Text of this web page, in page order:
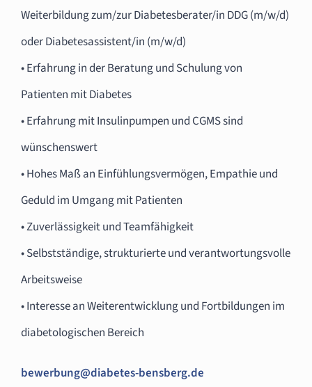
Weiterbildung zum/zur Diabetesberater/in DDG (m/w/d)
oder Diabetesassistent/in (m/w/d)
• Erfahrung in der Beratung und Schulung von
Patienten mit Diabetes
• Erfahrung mit Insulinpumpen und CGMS sind
wünschenswert
• Hohes Maß an Einfühlungsvermögen, Empathie und
Geduld im Umgang mit Patienten
• Zuverlässigkeit und Teamfähigkeit
• Selbstständige, strukturierte und verantwortungsvolle
Arbeitsweise
• Interesse an Weiterentwicklung und Fortbildungen im
diabetologischen Bereich
bewerbung@diabetes-bensberg.de